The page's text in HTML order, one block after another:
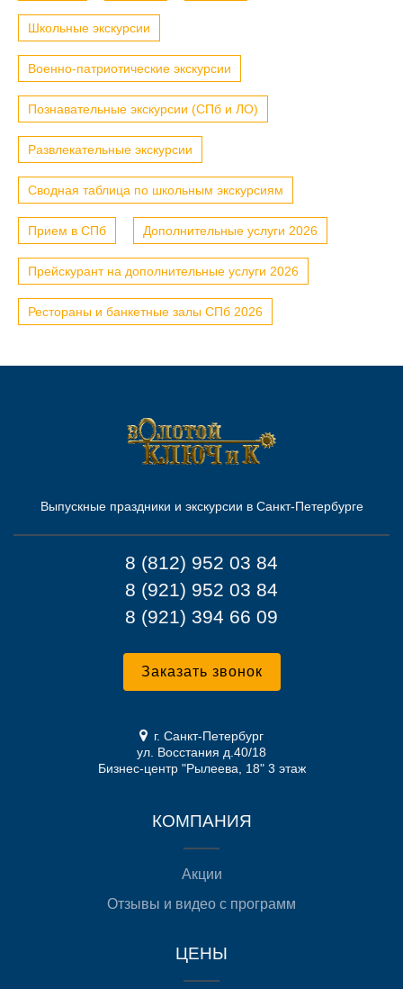
Школьные экскурсии
Военно-патриотические экскурсии
Познавательные экскурсии (СПб и ЛО)
Развлекательные экскурсии
Сводная таблица по школьным экскурсиям
Прием в СПб Дополнительные услуги 2026
Прейскурант на дополнительные услуги 2026
Рестораны и банкетные залы СПб 2026
Выпускные праздники и экскурсии в Санкт-Петербурге
8 (812) 952 03 84
8 (921) 952 03 84
8 (921) 394 66 09
Заказать звонок
г. Санкт-Петербург
ул. Восстания д.40/18
Бизнес-центр "Рылеева, 18" 3 этаж
КОМПАНИЯ
Акции
Отзывы и видео с программ
ЦЕНЫ